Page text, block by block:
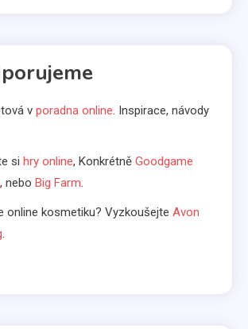
Bábätká
kočíka nenechávajte na
náhodu
v poradna online. Inspirace, návody
si hry online, Konkrétně Goodgame
, nebo Big Farm.
online kosmetiku? Vyzkoušejte Avon
.